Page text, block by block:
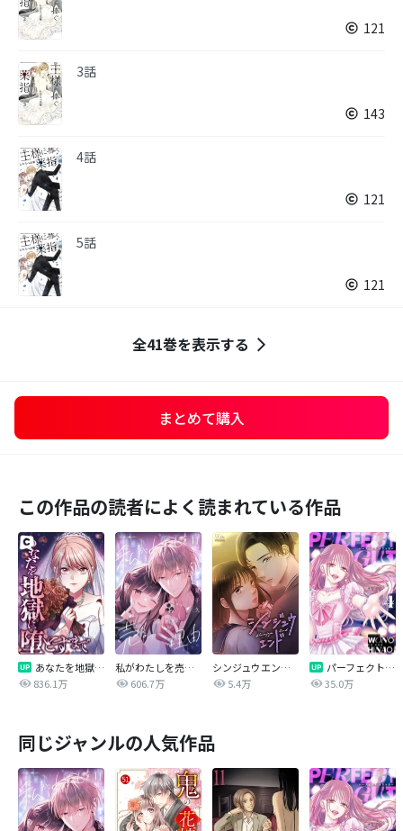
121
3話
143
4話
121
5話
121
全41巻を表示する
まとめて購入
この作品の読者によく読まれている作品
あなたを地獄に堕とすまで
836.1万
私がわたしを売る理由
606.7万
シンジュウエンド【タテヨミ】
5.4万
パーフェクトグリッター
35.0万
同じジャンルの人気作品